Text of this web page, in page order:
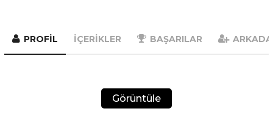
PROFIL İÇERIKLER BAŞARILAR
Görüntüle